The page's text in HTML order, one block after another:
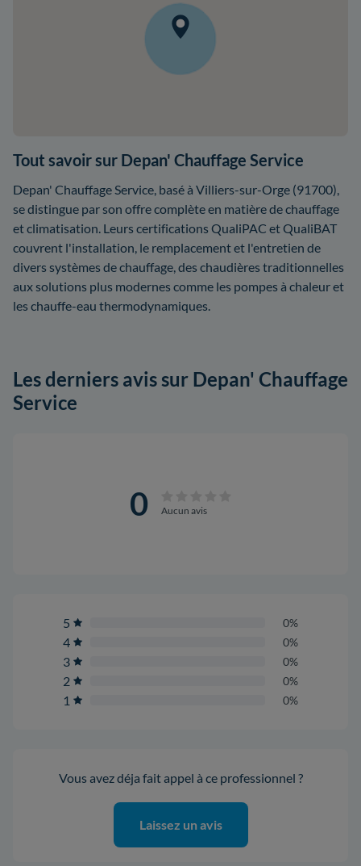
Tout savoir sur Depan' Chauffage Service
Depan' Chauffage Service, basé à Villiers-sur-Orge (91700),
se distingue par son offre complète en matière de chauffage
et climatisation. Leurs certifications QualiPAC et QualiBAT
couvrent l'installation, le remplacement et l'entretien de
divers systèmes de chauffage, des chaudières traditionnelles
aux solutions plus modernes comme les pompes à chaleur et
les chauffe-eau thermodynamiques.
Les derniers avis sur Depan' Chauffage
Service
0 Aucun avis
5 0%
4 0%
3 0%
2 0%
1 0%
Vous avez déja fait appel à ce professionnel ?
Laissez un avis